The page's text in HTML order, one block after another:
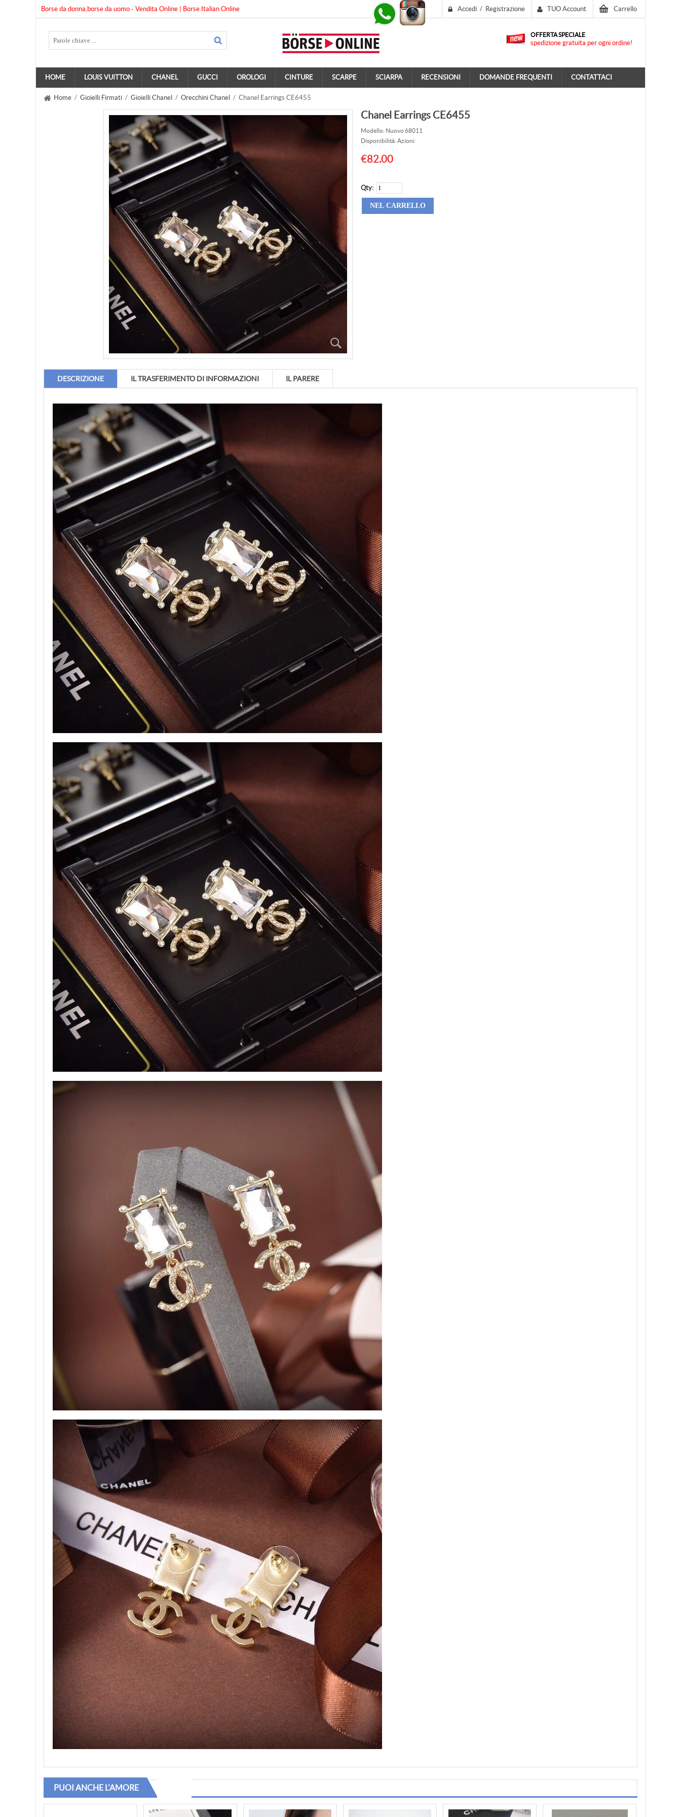
Borse da donna,borse da uomo - Vendita Online | Borse Italian Online Carrello
TUO Account
Accedi / Registrazione
OFFERTA SPECIALE
spedizione gratuita per ogni ordine!
HOME LOUIS VUITTON CHANEL GUCCI OROLOGI CINTURE SCARPE SCIARPA RECENSIONI DOMANDE FREQUENTI CONTATTACI
Home / Gioielli Firmati / Gioielli Chanel / Orecchini Chanel / Chanel Earrings CE6455
Chanel Earrings CE6455
Modello: Nuovo 68011
Disponibilità: Azioni
€82.00
Qty:
DESCRIZIONE IL TRASFERIMENTO DI INFORMAZIONI IL PARERE
PUOI ANCHE L'AMORE